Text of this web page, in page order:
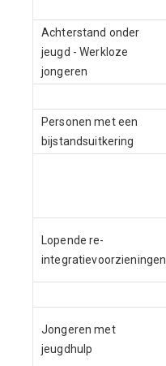
Achterstand onder
jeugd - Werkloze
jongeren
Personen met een
bijstandsuitkering
Lopende re-
integratievoorzieningen
Jongeren met
jeugdhulp